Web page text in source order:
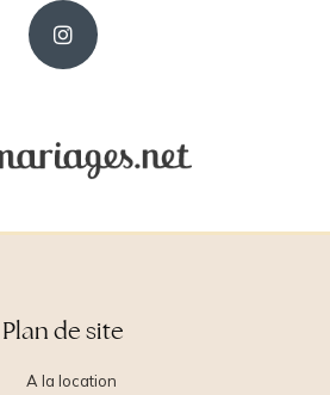
Plan de site
A la location